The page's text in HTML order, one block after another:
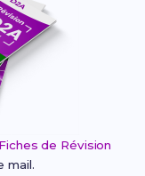
de Révision
mail.